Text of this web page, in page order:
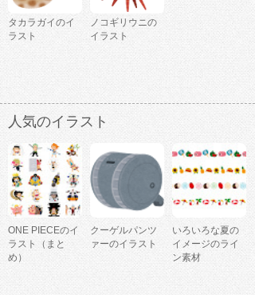
タカラガイのイ
ラスト
ノコギリウニの
イラスト
人気のイラスト
ONE PIECEのイ
ラスト（まと
め）
クーゲルパンツ
ァーのイラスト
いろいろな夏の
イメージのライ
ン素材